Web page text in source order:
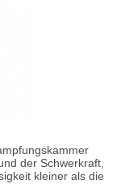
der Schwerkraft,
kleiner als die